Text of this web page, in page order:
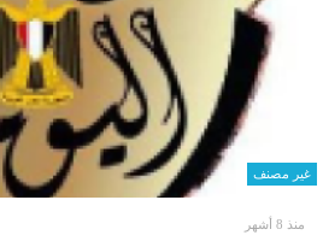
غير مصنف
منذ 8 أشهر